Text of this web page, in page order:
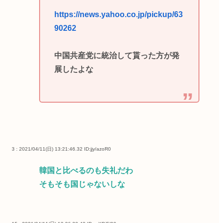
https://news.yahoo.co.jp/pickup/63
90262
中国共産党に統治して貰った方が発
展したよな
3 : 2021/04/11(日) 13:21:46.32 ID:jjy/azoR0
韓国と比べるのも失礼だわ
そもそも国じゃないしな